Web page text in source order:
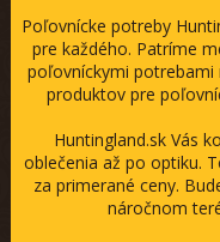
Poľovnícke potreby
pre každého. Patríme
poľovníckymi potrebami
produktov pre
Huntingland.sk Vás
oblečenia až po optiku.
za primerané ceny.
náročnom